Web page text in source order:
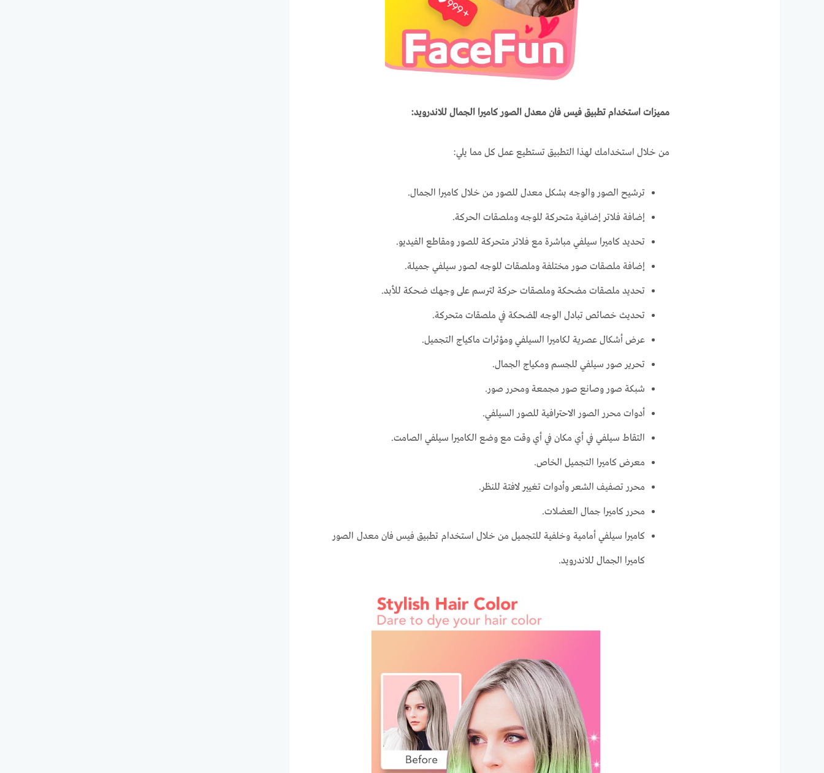
مميزات استخدام تطبيق فيس فان معدل الصور كاميرا الجمال للاندرويد:
من خلال استخدامك لهذا التطبيق تستطيع عمل كل مما يلي:
ترشيح الصور والوجه بشكل معدل للصور من خلال كاميرا الجمال.
إضافة فلاتر إضافية متحركة للوجه وملصقات الحركة.
تحديد كاميرا سيلفي مباشرة مع فلاتر متحركة للصور ومقاطع الفيديو.
إضافة ملصقات صور مختلفة وملصقات للوجه لصور سيلفي جميلة.
تحديد ملصقات مضحكة وملصقات حركة لترسم على وجهك ضحكة للأبد.
تحديث خصائص تبادل الوجه المضحكة في ملصقات متحركة.
عرض أشكال عصرية لكاميرا السيلفي ومؤثرات ماكياج التجميل.
تحرير صور سيلفي للجسم ومكياج الجمال.
شبكة صور وصانع صور مجمعة ومحرر صور.
أدوات محرر الصور الاحترافية للصور السيلفي.
التقاط سيلفي في أي مكان في أي وقت مع وضع الكاميرا سيلفي الصامت.
معرض كاميرا التجميل الخاص.
محرر تصفيف الشعر وأدوات تغيير لافتة للنظر.
محرر كاميرا جمال العضلات.
كاميرا سيلفي أمامية وخلفية للتجميل من خلال استخدام تطبيق فيس فان معدل الصور
كاميرا الجمال للاندرويد.